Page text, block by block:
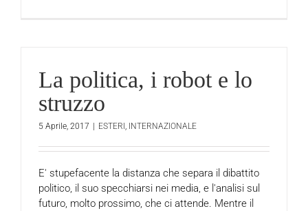
La politica, i robot e lo
struzzo
5 Aprile, 2017 | ESTERI INTERNAZIONALE
E' stupefacente la distanza che separa il dibattito
politico, il suo specchiarsi nei media, e l'analisi sul
futuro, molto prossimo, che ci attende. Mentre il